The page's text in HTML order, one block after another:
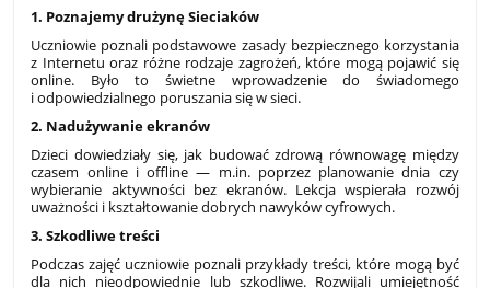
1. Poznajemy drużynę Sieciaków
Uczniowie poznali podstawowe zasady bezpiecznego korzystania
z Internetu oraz różne rodzaje zagrożeń, które mogą pojawić się
online. Było to świetne wprowadzenie do świadomego
i odpowiedzialnego poruszania się w sieci.
2. Nadużywanie ekranów
Dzieci dowiedziały się, jak budować zdrową równowagę między
czasem online i offline — m.in. poprzez planowanie dnia czy
wybieranie aktywności bez ekranów. Lekcja wspierała rozwój
uważności i kształtowanie dobrych nawyków cyfrowych.
3. Szkodliwe treści
Podczas zajęć uczniowie poznali przykłady treści, które mogą być
dla nich nieodpowiednie lub szkodliwe. Rozwijali umiejętność